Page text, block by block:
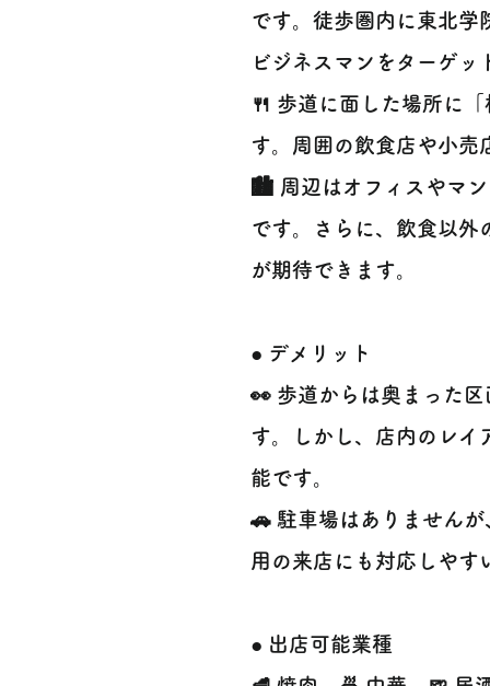
です。徒歩圏内に東北学
ビジネスマンをターゲ
🍴 歩道に面した場所に
す。周囲の飲食店や小売
🏙️ 周辺はオフィスやマ
です。さらに、飲食以外
が期待できます。
● デメリット
👀 歩道からは奥まった
す。しかし、店内のレイ
能です。
🚗 駐車場はありません
用の来店にも対応しやす
● 出店可能業種